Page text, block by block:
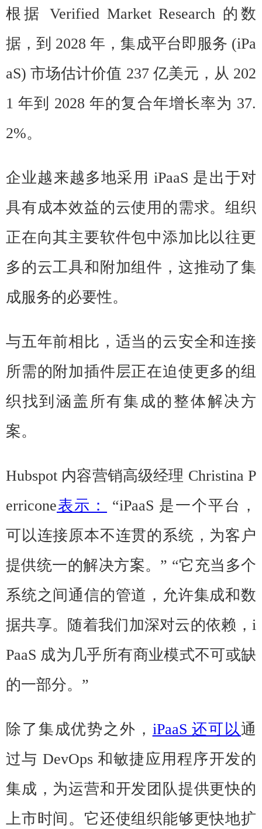
根据 Verified Market Research 的数
据，到 2028 年，集成平台即服务 (iPa
aS) 市场估计价值 237 亿美元，从 202
1 年到 2028 年的复合年增长率为 37.
2%。
企业越来越多地采用 iPaaS 是出于对
具有成本效益的云使用的需求。组织
正在向其主要软件包中添加比以往更
多的云工具和附加组件，这推动了集
成服务的必要性。
与五年前相比，适当的云安全和连接
所需的附加插件层正在迫使更多的组
织找到涵盖所有集成的整体解决方
案。
Hubspot 内容营销高级经理 Christina P
erricone表示：
“iPaaS 是一个平台，
可以连接原本不连贯的系统，为客户
提供统一的解决方案。” “它充当多个
系统之间通信的管道，允许集成和数
据共享。随着我们加深对云的依赖，i
PaaS 成为几乎所有商业模式不可或缺
的一部分。”
除了集成优势之外， iPaaS 还可以通
过与 DevOps 和敏捷应用程序开发的
集成，为运营和开发团队提供更快的
上市时间。它还使组织能够更快地扩